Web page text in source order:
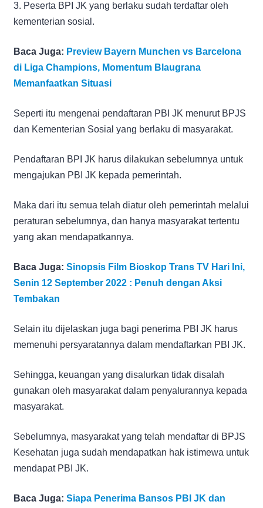
3. Peserta BPI JK yang berlaku sudah terdaftar oleh
kementerian sosial.
Baca Juga: Preview Bayern Munchen vs Barcelona
di Liga Champions, Momentum Blaugrana
Memanfaatkan Situasi
Seperti itu mengenai pendaftaran PBI JK menurut BPJS
dan Kementerian Sosial yang berlaku di masyarakat.
Pendaftaran BPI JK harus dilakukan sebelumnya untuk
mengajukan PBI JK kepada pemerintah.
Maka dari itu semua telah diatur oleh pemerintah melalui
peraturan sebelumnya, dan hanya masyarakat tertentu
yang akan mendapatkannya.
Baca Juga: Sinopsis Film Bioskop Trans TV Hari Ini,
Senin 12 September 2022 : Penuh dengan Aksi
Tembakan
Selain itu dijelaskan juga bagi penerima PBI JK harus
memenuhi persyaratannya dalam mendaftarkan PBI JK.
Sehingga, keuangan yang disalurkan tidak disalah
gunakan oleh masyarakat dalam penyalurannya kepada
masyarakat.
Sebelumnya, masyarakat yang telah mendaftar di BPJS
Kesehatan juga sudah mendapatkan hak istimewa untuk
mendapat PBI JK.
Baca Juga: Siapa Penerima Bansos PBI JK dan